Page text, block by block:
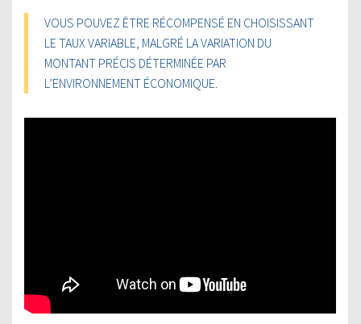
VOUS POUVEZ ÊTRE RÉCOMPENSÉ EN CHOISISSANT
LE TAUX VARIABLE, MALGRÉ LA VARIATION DU
MONTANT PRÉCIS DÉTERMINÉE PAR
L’ENVIRONNEMENT ÉCONOMIQUE.